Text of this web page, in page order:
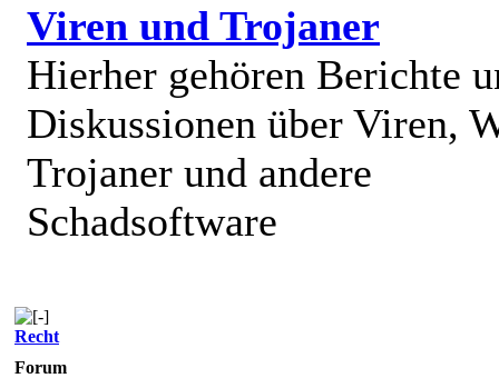
Viren und Trojaner
Hierher gehören Berichte
Diskussionen über Viren,
Trojaner und andere
Schadsoftware
Recht
Forum